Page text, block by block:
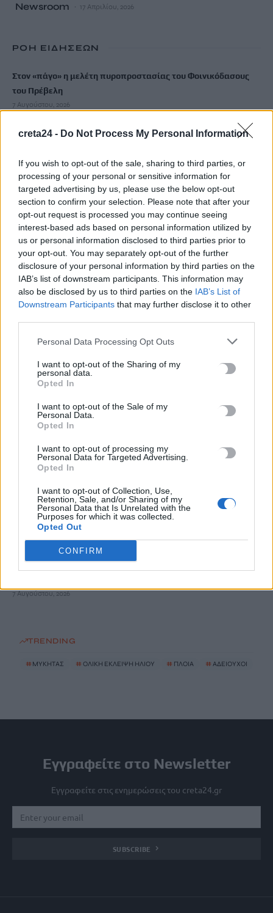
creta24 - Do Not Process My Personal Information
If you wish to opt-out of the sale, sharing to third parties, or
processing of your personal or sensitive information for
targeted advertising by us, please use the below opt-out
section to confirm your selection. Please note that after your
opt-out request is processed you may continue seeing
interest-based ads based on personal information utilized by
us or personal information disclosed to third parties prior to
your opt-out. You may separately opt-out of the further
disclosure of your personal information by third parties on the
IAB’s list of downstream participants. This information may
also be disclosed by us to third parties on the IAB’s List of
Downstream Participants that may further disclose it to other
Personal Data Processing Opt Outs
I want to opt-out of the Sharing of my
personal data.
Opted In
I want to opt-out of the Sale of my
Personal Data.
Opted In
I want to opt-out of processing my
Personal Data for Targeted Advertising.
Opted In
I want to opt-out of Collection, Use,
Retention, Sale, and/or Sharing of my
Personal Data that Is Unrelated with the
Purposes for which it was collected.
Opted Out
CONFIRM
Newsroom 17 Απριλίου, 2026
ΡΟΗ ΕΙΔΗΣΕΩΝ
Στον «πάγο» η μελέτη πυροπροστασίας του Φοινικόδασους
του Πρέβελη
7 Αυγούστου, 2026
Σαουδική Αραβία, Τουρκία και Πακιστάν υπέγραψαν
7 Αυγούστου, 2026
Μύκητας-«εισβολέας» προκαλεί σοβαρές λοιμώξεις και είναι
ανθεκτικός στα φάρμακα – Ανησυχία στις ΗΠΑ
7 Αυγούστου, 2026
Ολική έκλειψη Ηλίου: Σε κατάσταση συναγερμού η Ευρώπη –
Πώς μπορεί να επηρεαστεί το ηλεκτρικό δίκτυο
7 Αυγούστου, 2026
«Τα έχω χάσει όλα»: Συντετριμμένος ο πατέρας και σύζυγος
των θυμάτων στο τροχαίο στις Σέρρες
7 Αυγούστου, 2026
Υποκλοπές: Στο αρχείο παραμένει η υπόθεση – «Οχι» από τον
Αρειο Πάγο σε νέα έρευνα
Νέος πνιγμός σε παραλία των Χανίων – Νεκρή 65χρονη
7 Αυγούστου, 2026
Πολύ υψηλός ο κίνδυνος εκδήλωσης πυρκαγιάς: Σε
7 Αυγούστου, 2026
TRENDING
# ΜΥΚΗΤΑΣ # ΟΛΙΚΗ ΕΚΛΕΙΨΗ ΗΛΙΟΥ # ΠΛΟΙΑ # ΑΔΕΙΟΥΧΟΙ
Εγγραφείτε στο Newsletter
Εγγραφείτε στις ενημερώσεις του creta24.gr
SUBSCRIBE